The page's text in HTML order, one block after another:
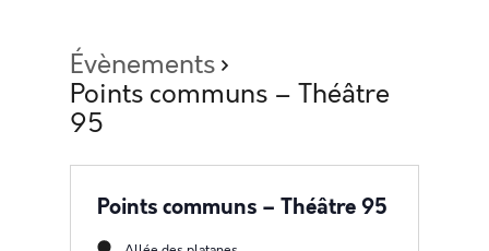
Évènements
Points communs – Théâtre
95
Points communs – Théâtre 95